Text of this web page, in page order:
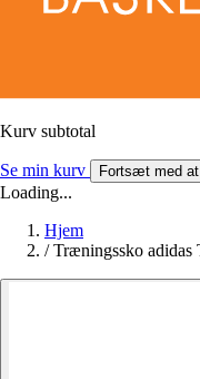
Kurv subtotal
Se min kurv Fortsæt med
Loading...
Hjem
/ Træningssko adidas